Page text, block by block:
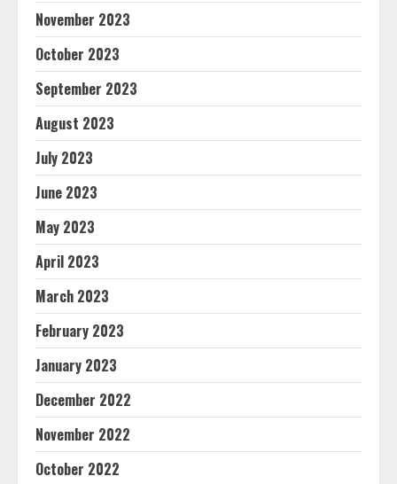
November 2023
October 2023
September 2023
August 2023
July 2023
June 2023
May 2023
April 2023
March 2023
February 2023
January 2023
December 2022
November 2022
October 2022